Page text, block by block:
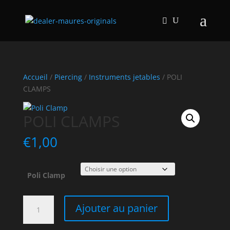
Accueil / Piercing/ Instruments jetables / POLI
CLAMPS
€1,00
Poli Clamp
POLI
Ajouter au panier